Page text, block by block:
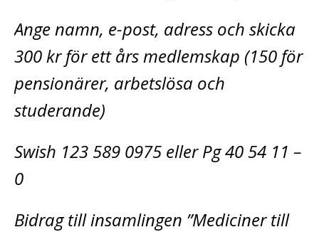
Ange namn, e-post, adress och skicka
300 kr för ett års medlemskap (150 för
pensionärer, arbetslösa och
studerande)
Swish 123 589 0975 eller Pg 40 54 11 –
0
Bidrag till insamlingen ”Mediciner till